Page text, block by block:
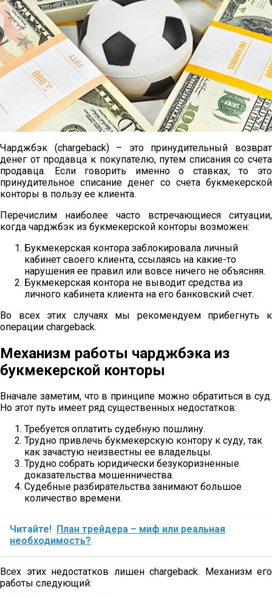
Чарджбэк (chargeback) – это принудительный возврат
денег от продавца к покупателю, путем списания со счета
продавца. Если говорить именно о ставках, то это
принудительное списание денег со счета букмекерской
конторы в пользу ее клиента.
Перечислим наиболее часто встречающиеся ситуации,
когда чарджбэк из букмекерской конторы возможен:
Букмекерская контора заблокировала личный
кабинет своего клиента, ссылаясь на какие-то
нарушения ее правил или вовсе ничего не объясняя.
Букмекерская контора не выводит средства из
личного кабинета клиента на его банковский счет.
Во всех этих случаях мы рекомендуем прибегнуть к
операции chargeback.
Механизм работы чарджбэка из
букмекерской конторы
Вначале заметим, что в принципе можно обратиться в суд.
Но этот путь имеет ряд существенных недостатков:
Требуется оплатить судебную пошлину.
Трудно привлечь букмекерскую контору к суду, так
как зачастую неизвестны ее владельцы.
Трудно собрать юридически безукоризненные
доказательства мошенничества.
Судебные разбирательства занимают большое
количество времени.
Читайте! План трейдера – миф или реальная
необходимость?
Всех этих недостатков лишен chargeback. Механизм его
работы следующий: